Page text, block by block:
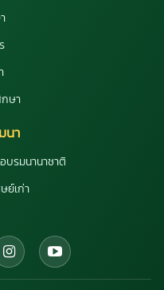
กษา
นา
บรมนานาชาติ
ย์เก่า